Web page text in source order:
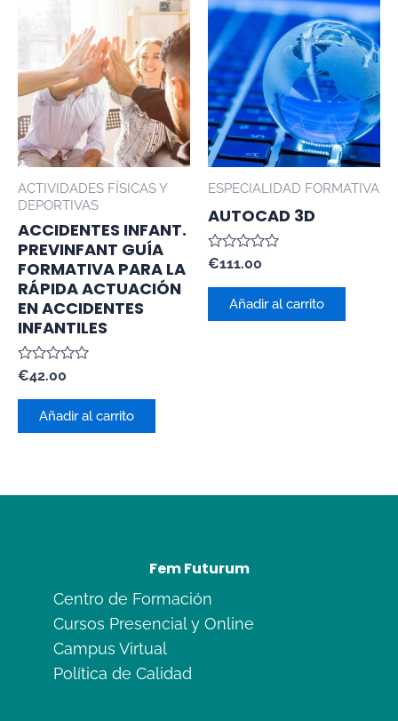
ACTIVIDADES FÍSICAS Y
DEPORTIVAS
ACCIDENTES INFANT.
PREVINFANT GUÍA
FORMATIVA PARA LA
RÁPIDA ACTUACIÓN
EN ACCIDENTES
INFANTILES
Valorado
con
0
€42.00
Añadir al carrito
ESPECIALIDAD FORMATIVA
AUTOCAD 3D
Valorado
0
€111.00
Añadir al carrito
Fem Futurum
Centro de Formación
Cursos Presencial y Online
Campus Virtual
Política de Calidad